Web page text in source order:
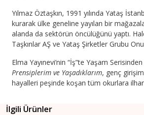
Yılmaz Öztaşkın, 1991 yılında Yataş
kurarak ülke geneline yayılan bir
alanda da sektörün öncülüğünü yaptı.
Taşkınlar AŞ ve Yataş Şirketler Grubu
Elma Yayınevi’nin “İş”te Yaşam Serisinden
Prensiplerim ve Yaşadıklarım, genç
hayalleri peşinde koşan tüm okurlara
İlgili Ürünler